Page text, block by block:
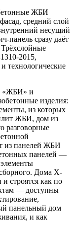
ЖБИ
средний слой
несущий
панель сразу даёт
2015,
технологические
«ЖБИ» и
изделия:
из которых
ЖБИ, дом из
разговорные
из панелей ЖБИ
панелей —
Дома X-
строятся как по
— доступны
панельный дом
и как